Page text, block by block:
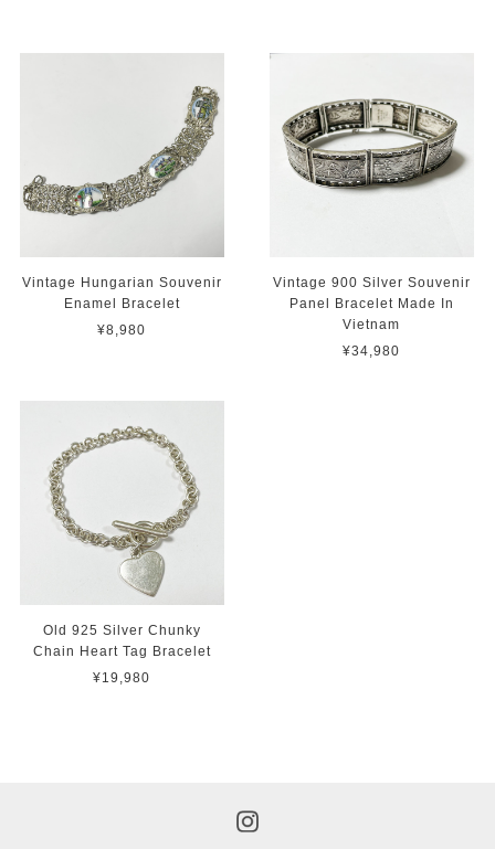
Vintage Hungarian Souvenir
Enamel Bracelet
¥8,980
Vintage 900 Silver Souvenir
Panel Bracelet Made In
Vietnam
¥34,980
Old 925 Silver Chunky
Chain Heart Tag Bracelet
¥19,980